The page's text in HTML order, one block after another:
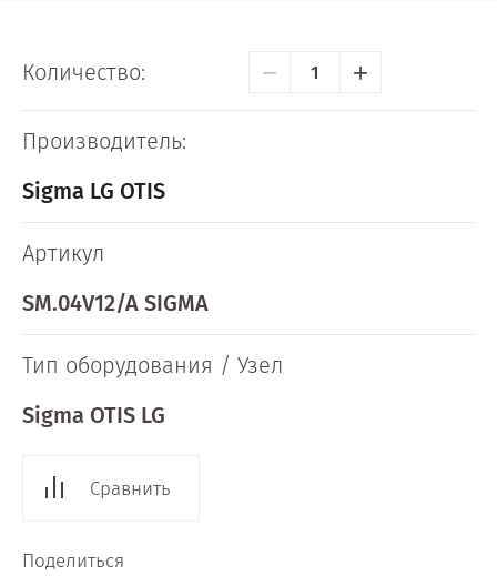
Количество: − +
Производитель:
Sigma LG OTIS
Артикул
SM.04V12/A SIGMA
Тип оборудования / Узел
Sigma OTIS LG
Сравнить
Поделиться